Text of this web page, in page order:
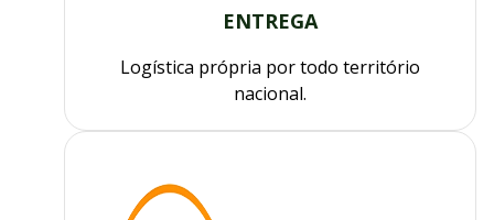
ENTREGA
Logística própria por todo território
nacional.